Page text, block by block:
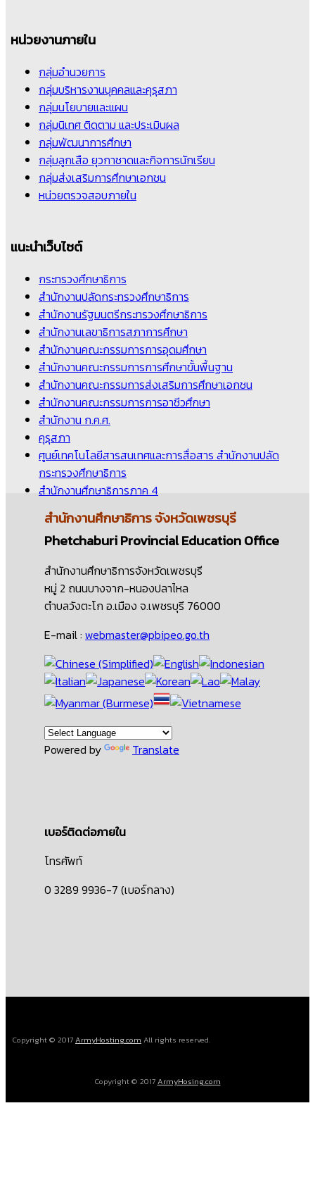
หน่วยงานภายใน
กลุ่มอำนวยการ
กลุ่มบริหารงานบุคคลและคุรุสภา
กลุ่มนโยบายและแผน
กลุ่มนิเทศ ติดตาม และประเมินผล
กลุ่มพัฒนาการศึกษา
กลุ่มลูกเสือ ยุวกาชาดและกิจการนักเรียน
กลุ่มส่งเสริมการศึกษาเอกชน
หน่วยตรวจสอบภายใน
แนะนำเว็บไซต์
กระทรวงศึกษาธิการ
สำนักงานปลัดกระทรวงศึกษาธิการ
สำนักงานรัฐมนตรีกระทรวงศึกษาธิการ
สำนักงานเลขาธิการสภาการศึกษา
สำนักงานคณะกรรมการการอุดมศึกษา
สำนักงานคณะกรรมการการศึกษาขั้นพื้นฐาน
สำนักงานคณะกรรมการส่งเสริมการศึกษาเอกชน
สำนักงานคณะกรรมการการอาชีวศึกษา
สำนักงาน ก.ค.ศ.
คุรุสภา
ศูนย์เทคโนโลยีสารสนเทศและการสื่อสาร สำนักงานปลัด
กระทรวงศึกษาธิการ
สำนักงานศึกษาธิการภาค 4
สำนักงานศึกษาธิการจังหวัดเพชรบุรี
Phetchaburi Provincial Education Office
สำนักงานศึกษาธิการจังหวัดเพชรบุรี
หมู่ 2 ถนนบางจาก-หนองปลาไหล
ตำบลวังตะโก อ.เมือง จ.เพชรบุรี 76000
E-mail : webmaster@pbipeo.go.th
Powered by Translate
เบอร์ติดต่อภายใน
โทรศัพท์
0 3289 9936-7 (เบอร์กลาง)
Copyright © 2017ArmyHosting.com All rights reserved.
Copyright © 2017ArmyHosing.com